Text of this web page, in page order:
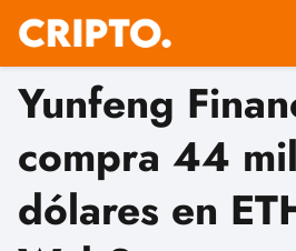
Yunfeng
compra 44
dólares en